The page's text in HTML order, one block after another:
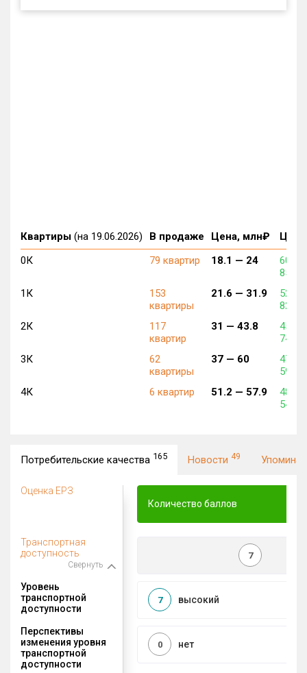
Квартиры (на 19.06.2026) В продаже Цена, млн₽
0К
79 квартир 18.1 — 24
608
858
1К
153
квартиры
21.6 — 31.9
526
822
2К
117
квартир
31 — 43.8
455
746
3К
62
квартиры
37 — 60
477
590
4К
6 квартир 51.2 — 57.9
481
547
Потребительские качества 165 Новости 49
Оценка ЕРЗ
Количество баллов
Транспортная
доступность
Свернуть
7
Уровень
транспортной
доступности
высокий
7
Перспективы
изменения уровня
транспортной
доступности
нет
0